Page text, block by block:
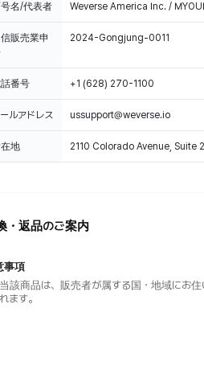
名/代表者 Weverse America Inc. /
販売業申
2024-Gongjung-0011
番号 +1 (628) 270-1100
ルアドレス ussupport@weverse.io
地 2110 Colorado Avenue,
・返品のご案内
事項
当該商品は、販売者が属する国・地域にお
れます。